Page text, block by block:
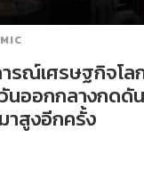
รณ์เศรษฐกิจโล
นออกกลางกดดั
าสูงอีกครั้ง